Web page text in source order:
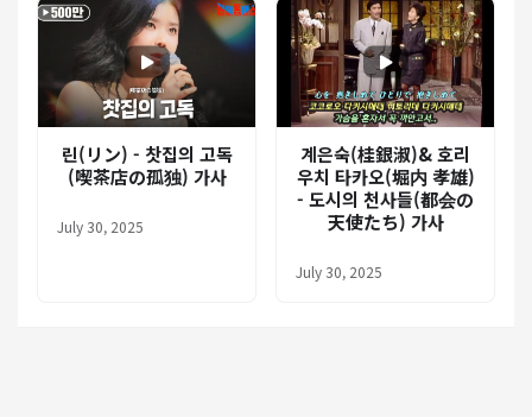
린(リン) - 찻집의 고독
(喫茶店の孤独) 가사
July 30, 2025
계은숙(桂銀淑)& 호리
우치 타카오(堀内 孝雄)
- 도시의 천사들(都会の
天使たち) 가사
July 30, 2025